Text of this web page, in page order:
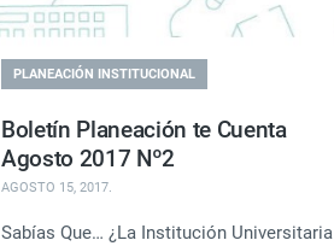
PLANEACIÓN INSTITUCIONAL
Boletín Planeación te Cuenta
Agosto 2017 Nº2
AGOSTO 15, 2017.
Sabías Que… ¿La Institución Universitaria